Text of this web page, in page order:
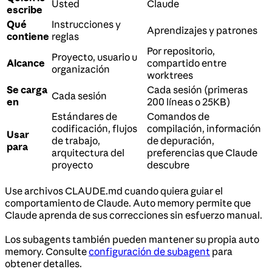
escribe
Usted
Claude
Qué
contiene
Instrucciones y
reglas
Aprendizajes y patrones
Alcance
Proyecto, usuario u
organización
Por repositorio,
compartido entre
worktrees
Se carga
en
Cada sesión
Cada sesión (primeras
200 líneas o 25KB)
Usar
para
Estándares de
codificación, flujos
de trabajo,
arquitectura del
proyecto
Comandos de
compilación, información
de depuración,
preferencias que Claude
descubre
Use archivos CLAUDE.md cuando quiera guiar el
comportamiento de Claude. Auto memory permite que
Claude aprenda de sus correcciones sin esfuerzo manual.
Los subagents también pueden mantener su propia auto
memory. Consulteconfiguración de subagent para
obtener detalles.